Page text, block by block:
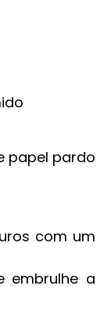
papel pardo
com um
embrulhe a